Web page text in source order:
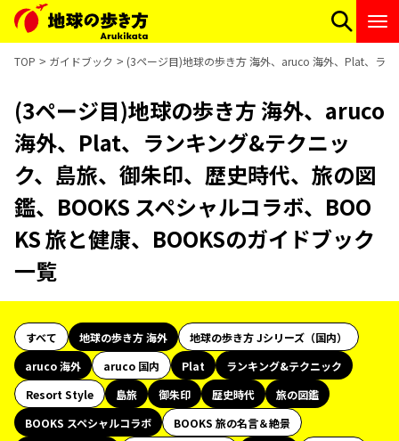
TOP ガイドブック (3ページ目)地球の歩き方 海外、aruco 海外、Plat、ラ
(3ページ目)地球の歩き方 海外、aruco
海外、Plat、ランキング&テクニッ
ク、島旅、御朱印、歴史時代、旅の図
鑑、BOOKS スペシャルコラボ、BOO
KS 旅と健康、BOOKSのガイドブック
一覧
すべて 地球の歩き方 海外
地球の歩き方 Jシリーズ（国内）
aruco 海外
aruco 国内 Plat
ランキング&テクニック
Resort Style
島旅 御朱印 歴史時代
旅の図鑑
BOOKS スペシャルコラボ
BOOKS 旅の名言＆絶景